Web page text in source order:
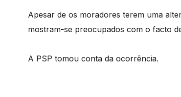
Apesar de os moradores terem uma
mostram-se preocupados com o facto
A PSP tomou conta da ocorrência.